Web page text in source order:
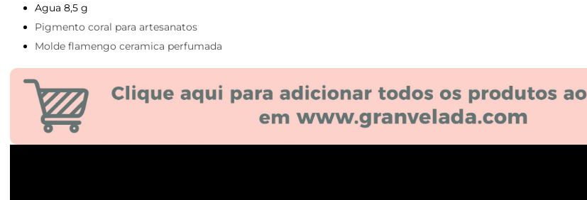
Agua 8,5 g
Pigmento coral para artesanatos
Molde flamengo ceramica perfumada